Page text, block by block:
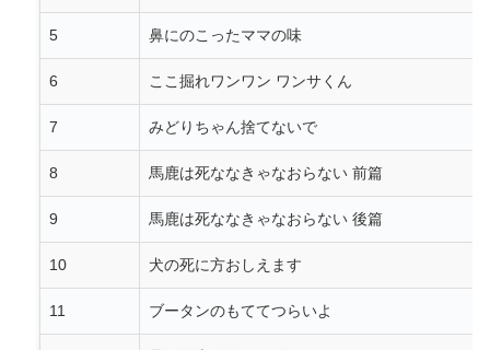
5 鼻にのこったママの味
6 ここ掘れワンワン ワンサくん
7 みどりちゃん捨てないで
8 馬鹿は死ななきゃなおらない 前篇
9 馬鹿は死ななきゃなおらない 後篇
10 犬の死に方おしえます
11 ブータンのもててつらいよ